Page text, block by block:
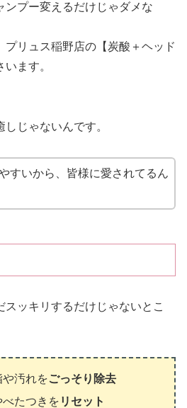
ンプー変えるだけじゃダメな
プリュス稲野店の【炭酸＋ヘッド
ます。
じゃないんです。
すいから、皆様に愛されてるん
スッキリするだけじゃないとこ
汚れをごっそり除去
たつきを リセット